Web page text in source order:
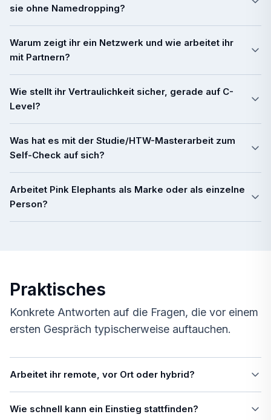
sie ohne Namedropping?
Warum zeigt ihr ein Netzwerk und wie arbeitet ihr
mit Partnern?
Wie stellt ihr Vertraulichkeit sicher, gerade auf C-
Level?
Was hat es mit der Studie/HTW-Masterarbeit zum
Self-Check auf sich?
Arbeitet Pink Elephants als Marke oder als einzelne
Person?
Praktisches
Konkrete Antworten auf die Fragen, die vor einem
ersten Gespräch typischerweise auftauchen.
Arbeitet ihr remote, vor Ort oder hybrid?
Wie schnell kann ein Einstieg stattfinden?